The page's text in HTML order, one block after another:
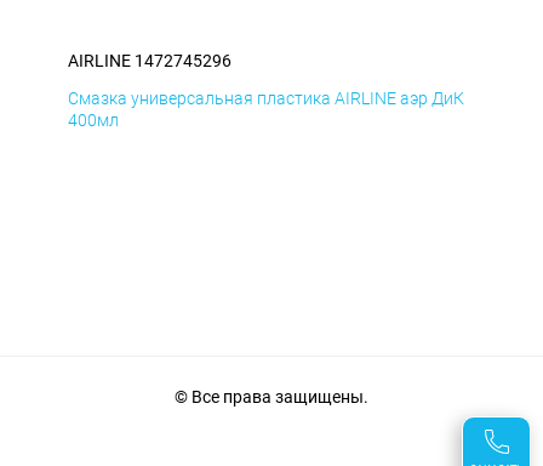
AIRLINE 1472745296
Смазка универсальная пластика AIRLINE аэр ДиК
400мл
© Все права защищены.